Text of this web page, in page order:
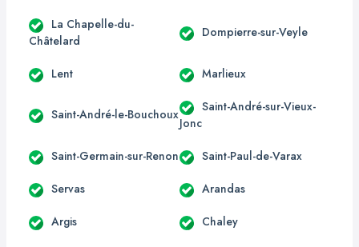
La Chapelle-du-
Châtelard
Dompierre-sur-Veyle
Lent Marlieux
Saint-André-le-Bouchoux
Saint-André-sur-Vieux-
Jonc
Saint-Germain-sur-Renon Saint-Paul-de-Varax
Servas Arandas
Argis Chaley